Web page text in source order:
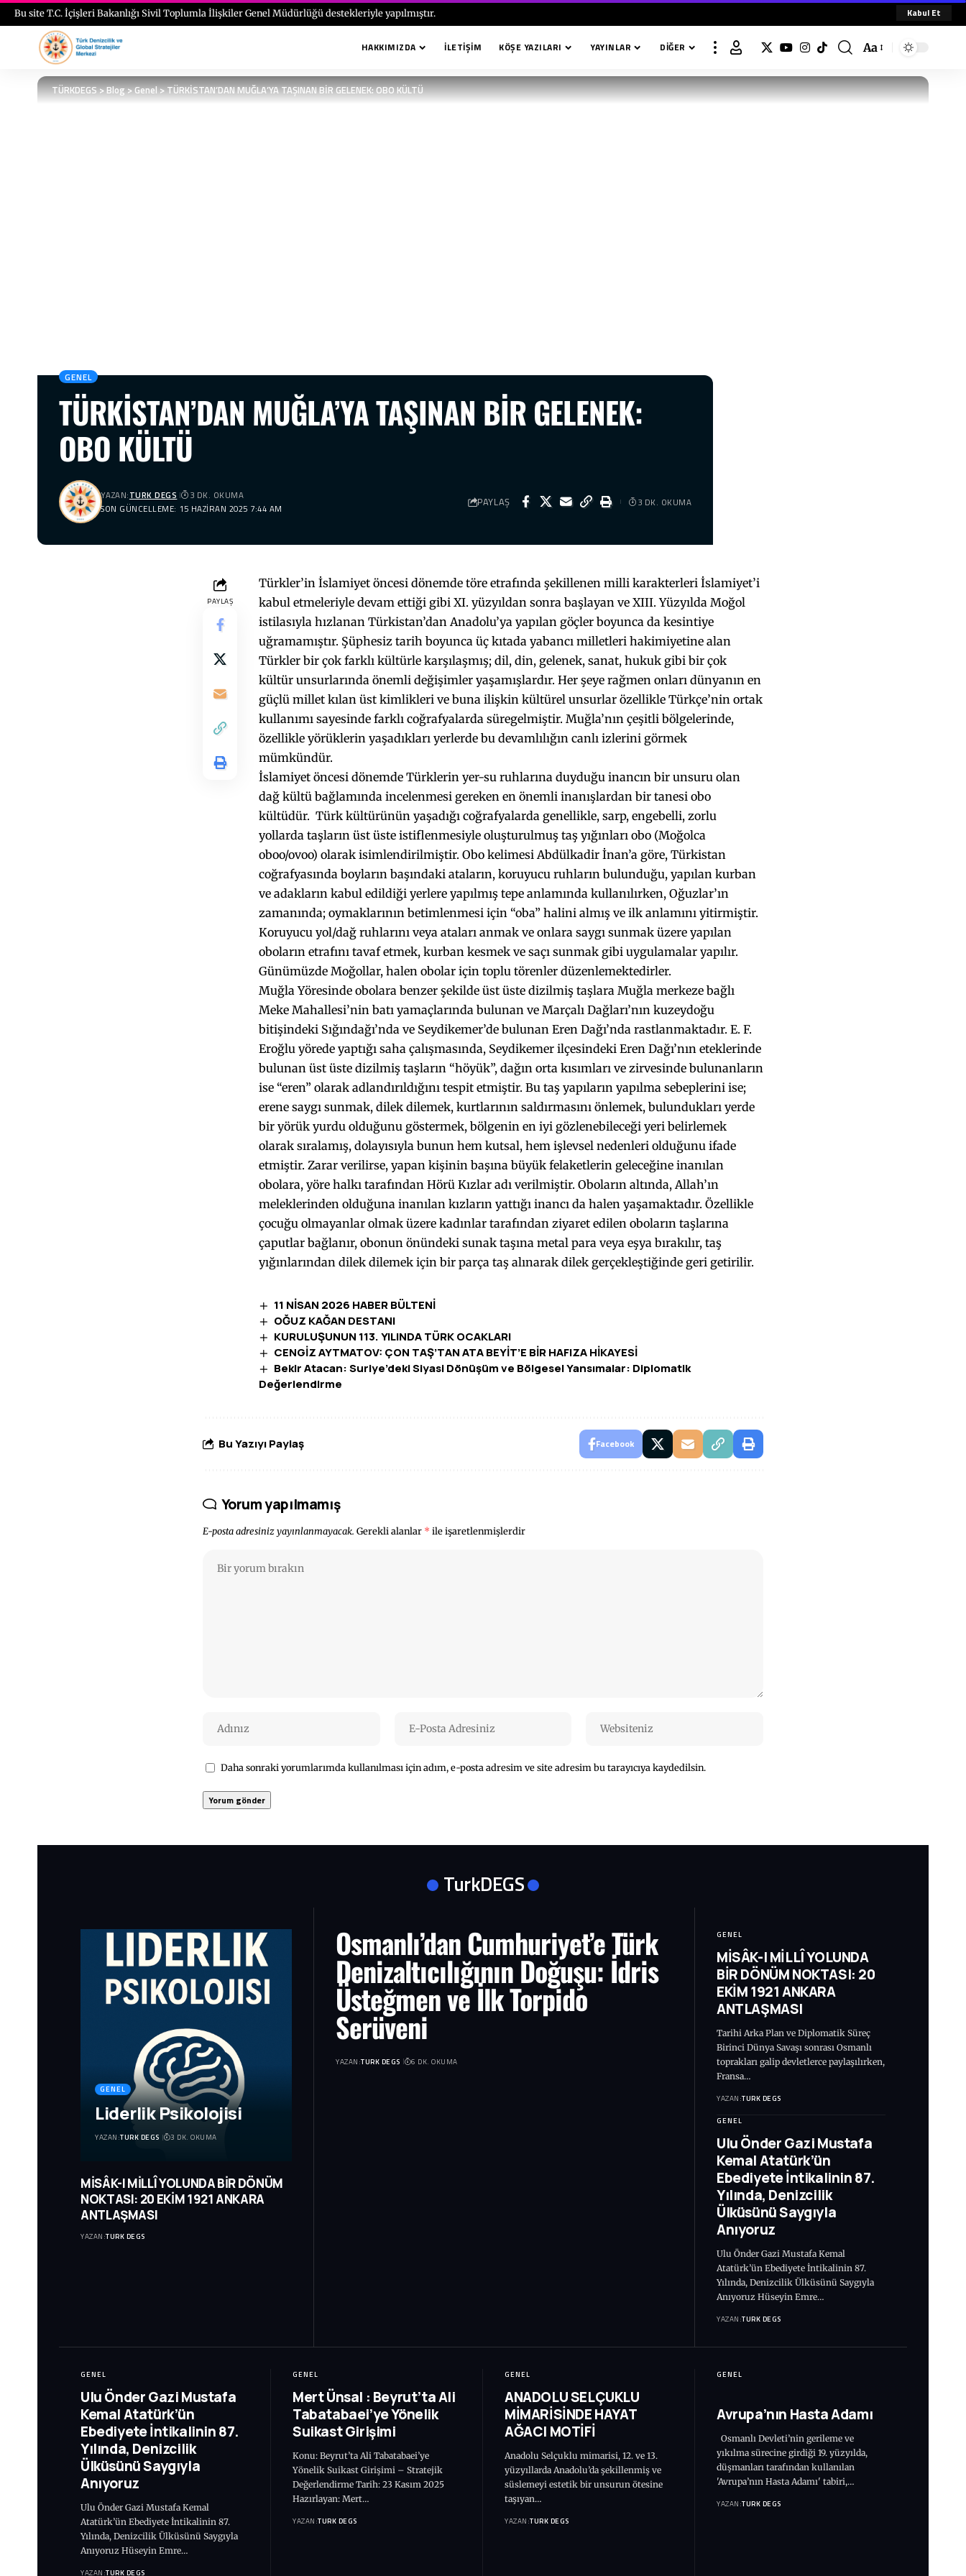
Bu site T.C. İçişleri Bakanlığı Sivil Toplumla İlişkiler Genel Müdürlüğü destekleriyle yapılmıştır. Kabul Et
HAKKIMIZDA İLETIŞIM KÖŞE YAZILARI YAYINLAR DIĞER Aa
TÜRKDEGS>Blog>Genel>TÜRKİSTAN’DAN MUĞLA’YA TAŞINAN BİR GELENEK: OBO KÜLTÜ
GENEL
TÜRKİSTAN’DAN MUĞLA’YA TAŞINAN BİR GELENEK:
OBO KÜLTÜ
SON GÜNCELLEME: 15 HAZIRAN 2025 7:44 AM
YAZAN:TURK DEGS 3 DK. OKUMA PAYLAŞ 3 DK. OKUMA
PAYLAŞ
Türkler’in İslamiyet öncesi dönemde töre etrafında şekillenen milli karakterleri İslamiyet’i
kabul etmeleriyle devam ettiği gibi XI. yüzyıldan sonra başlayan ve XIII. Yüzyılda Moğol
istilasıyla hızlanan Türkistan’dan Anadolu’ya yapılan göçler boyunca da kesintiye
uğramamıştır. Şüphesiz tarih boyunca üç kıtada yabancı milletleri hakimiyetine alan
Türkler bir çok farklı kültürle karşılaşmış; dil, din, gelenek, sanat, hukuk gibi bir çok
kültür unsurlarında önemli değişimler yaşamışlardır. Her şeye rağmen onları dünyanın en
güçlü millet kılan üst kimlikleri ve buna ilişkin kültürel unsurlar özellikle Türkçe’nin ortak
kullanımı sayesinde farklı coğrafyalarda süregelmiştir. Muğla’nın çeşitli bölgelerinde,
özellikle yörüklerin yaşadıkları yerlerde bu devamlılığın canlı izlerini görmek
mümkündür.
İslamiyet öncesi dönemde Türklerin yer-su ruhlarına duyduğu inancın bir unsuru olan
dağ kültü bağlamında incelenmesi gereken en önemli inanışlardan bir tanesi obo
kültüdür. Türk kültürünün yaşadığı coğrafyalarda genellikle, sarp, engebelli, zorlu
yollarda taşların üst üste istiflenmesiyle oluşturulmuş taş yığınları obo (Moğolca
oboo/ovoo) olarak isimlendirilmiştir. Obo kelimesi Abdülkadir İnan’a göre, Türkistan
coğrafyasında boyların başındaki ataların, koruyucu ruhların bulunduğu, yapılan kurban
ve adakların kabul edildiği yerlere yapılmış tepe anlamında kullanılırken, Oğuzlar’ın
zamanında; oymaklarının betimlenmesi için “oba” halini almış ve ilk anlamını yitirmiştir.
Koruyucu yol/dağ ruhlarını veya ataları anmak ve onlara saygı sunmak üzere yapılan
oboların etrafını tavaf etmek, kurban kesmek ve saçı sunmak gibi uygulamalar yapılır.
Günümüzde Moğollar, halen obolar için toplu törenler düzenlemektedirler.
Muğla Yöresinde obolara benzer şekilde üst üste dizilmiş taşlara Muğla merkeze bağlı
Meke Mahallesi’nin batı yamaçlarında bulunan ve Marçalı Dağları’nın kuzeydoğu
bitişindeki Sığındağı’nda ve Seydikemer’de bulunan Eren Dağı’nda rastlanmaktadır. E. F.
Eroğlu yörede yaptığı saha çalışmasında, Seydikemer ilçesindeki Eren Dağı’nın eteklerinde
bulunan üst üste dizilmiş taşların “höyük”, dağın orta kısımları ve zirvesinde bulunanların
ise “eren” olarak adlandırıldığını tespit etmiştir. Bu taş yapıların yapılma sebeplerini ise;
erene saygı sunmak, dilek dilemek, kurtlarının saldırmasını önlemek, bulundukları yerde
bir yörük yurdu olduğunu göstermek, bölgenin en iyi gözlenebileceği yeri belirlemek
olarak sıralamış, dolayısıyla bunun hem kutsal, hem işlevsel nedenleri olduğunu ifade
etmiştir. Zarar verilirse, yapan kişinin başına büyük felaketlerin geleceğine inanılan
obolara, yöre halkı tarafından Hörü Kızlar adı verilmiştir. Oboların altında, Allah’ın
meleklerinden olduğuna inanılan kızların yattığı inancı da halen yaşamaktadır. Özellikle
çocuğu olmayanlar olmak üzere kadınlar tarafından ziyaret edilen oboların taşlarına
çaputlar bağlanır, obonun önündeki sunak taşına metal para veya eşya bırakılır, taş
yığınlarından dilek dilemek için bir parça taş alınarak dilek gerçekleştiğinde geri getirilir.
11 NİSAN 2026 HABER BÜLTENİ
OĞUZ KAĞAN DESTANI
KURULUŞUNUN 113. YILINDA TÜRK OCAKLARI
CENGİZ AYTMATOV: ÇON TAŞ’TAN ATA BEYİT’E BİR HAFIZA HİKAYESİ
Bekir Atacan: Suriye’deki Siyasi Dönüşüm ve Bölgesel Yansımalar: Diplomatik
Değerlendirme
Bu Yazıyı Paylaş Facebook
Yorum yapılmamış
E-posta adresiniz yayınlanmayacak. Gerekli alanlar * ile işaretlenmişlerdir
Daha sonraki yorumlarımda kullanılması için adım, e-posta adresim ve site adresim bu tarayıcıya kaydedilsin.
TurkDEGS
GENEL
Liderlik Psikolojisi
YAZAN:TURK DEGS 3 DK. OKUMA
MİSÂK-I MİLLÎ YOLUNDA BİR DÖNÜM
NOKTASI: 20 EKİM 1921 ANKARA
ANTLAŞMASI
YAZAN:TURK DEGS
Osmanlı’dan Cumhuriyet’e Türk
Denizaltıcılığının Doğuşu: İdris
Üsteğmen ve İlk Torpido
Serüveni
YAZAN:TURK DEGS 6 DK. OKUMA
GENEL
MİSÂK-I MİLLÎ YOLUNDA
BİR DÖNÜM NOKTASI: 20
EKİM 1921 ANKARA
ANTLAŞMASI
Tarihi Arka Plan ve Diplomatik Süreç
Birinci Dünya Savaşı sonrası Osmanlı
toprakları galip devletlerce paylaşılırken,
Fransa…
YAZAN:TURK DEGS
GENEL
Ulu Önder Gazi Mustafa
Kemal Atatürk’ün
Ebediyete İntikalinin 87.
Yılında, Denizcilik
Ülküsünü Saygıyla
Anıyoruz
Ulu Önder Gazi Mustafa Kemal
Atatürk’ün Ebediyete İntikalinin 87.
Yılında, Denizcilik Ülküsünü Saygıyla
Anıyoruz Hüseyin Emre…
YAZAN:TURK DEGS
GENEL
Ulu Önder Gazi Mustafa
Kemal Atatürk’ün
Ebediyete İntikalinin 87.
Yılında, Denizcilik
Ülküsünü Saygıyla
Anıyoruz
Ulu Önder Gazi Mustafa Kemal
Atatürk’ün Ebediyete İntikalinin 87.
Yılında, Denizcilik Ülküsünü Saygıyla
Anıyoruz Hüseyin Emre…
YAZAN:TURK DEGS
GENEL
Mert Ünsal : Beyrut’ta Ali
Tabatabaei’ye Yönelik
Suikast Girişimi
Konu: Beyrut’ta Ali Tabatabaei’ye
Yönelik Suikast Girişimi – Stratejik
Değerlendirme Tarih: 23 Kasım 2025
Hazırlayan: Mert…
YAZAN:TURK DEGS
GENEL
ANADOLU SELÇUKLU
MİMARİSİNDE HAYAT
AĞACI MOTİFİ
Anadolu Selçuklu mimarisi, 12. ve 13.
yüzyıllarda Anadolu’da şekillenmiş ve
süslemeyi estetik bir unsurun ötesine
taşıyan…
YAZAN:TURK DEGS
GENEL
Avrupa’nın Hasta Adamı
Osmanlı Devleti’nin gerileme ve
yıkılma sürecine girdiği 19. yüzyılda,
düşmanları tarafından kullanılan
'Avrupa’nın Hasta Adamı' tabiri,…
YAZAN:TURK DEGS